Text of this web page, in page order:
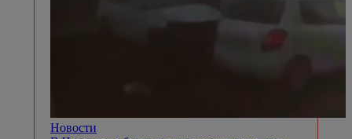
Новости